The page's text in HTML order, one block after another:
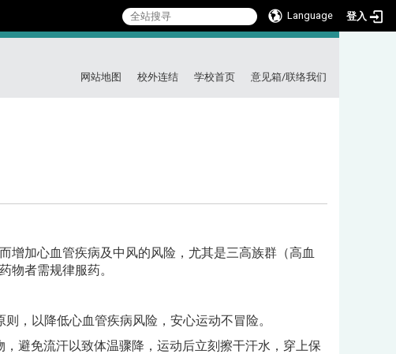
Language 登入
网站地图
校外连结 学校首页 意见箱/联络我们
加心血管疾病及中风的风险，尤其是三高族群（高血
物者需规律服药。
，以降低心血管疾病风险，安心运动不冒险。
避免流汗以致体温骤降，运动后立刻擦干汗水，穿上保